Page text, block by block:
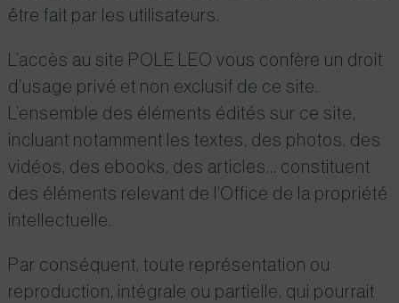
être fait par les utilisateurs.
L’accès au site POLE LEO vous confère un droit
d’usage privé et non exclusif de ce site.
L’ensemble des éléments édités sur ce site,
incluant notamment les textes, des photos, des
vidéos, des ebooks, des articles… constituent
des éléments relevant de l’Office de la propriété
intellectuelle.
Par conséquent, toute représentation ou
reproduction, intégrale ou partielle, qui pourrait